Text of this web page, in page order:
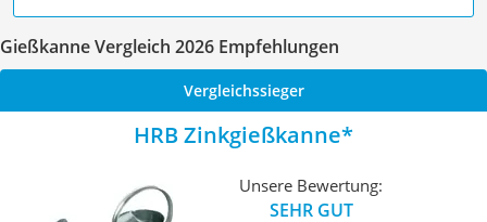
Gießkanne Vergleich 2026 Empfehlungen
Vergleichssieger
HRB Zinkgießkanne
Unsere Bewertung:
SEHR GUT